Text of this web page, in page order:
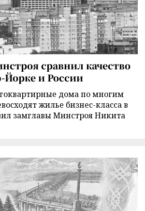
сравнил качество
и России
дома по многим
жилье бизнес-класса в
замглавы Минстроя Никита